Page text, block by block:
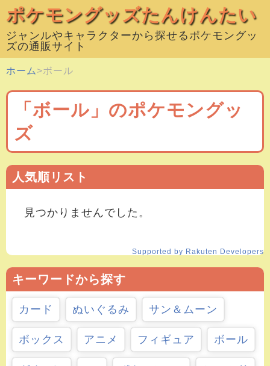
ポケモングッズたんけんたい
ジャンルやキャラクターから探せるポケモングッ
ズの通販サイト
ホーム ボール
「ボール」のポケモングッ
ズ
人気順リスト
見つかりませんでした。
Supported by Rakuten Developers
キーワードから探す
カード ぬいぐるみ サン＆ムーン
ボックス アニメ フィギュア ボール